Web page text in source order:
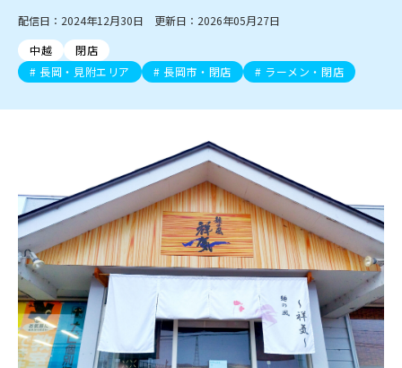
佐渡
新潟市江南区 新潟市秋葉区
村上・関川
新発田・聖籠
胎内・粟島
三条・加茂・田上
五泉・阿賀野・阿賀
燕・弥彦
長岡・見附
小千谷・十日町・津南
魚沼・南魚沼・湯沢
柏崎・刈羽・出雲崎
上越・妙高・糸魚川
新潟市・開店
新潟市・閉店
長岡市・開店
長岡市・閉店
ラーメン・開店
ラーメン・閉店
スイーツ ランチ
居酒屋・バー 焼肉
パスタ
パン・ベーカリー
タレカツ・豚カツ
デカ盛り・大盛り
旨辛・激辛
定食・町定食 海鮮・鮨
そば・うどん
日本酒・新潟清酒
ワイン・クラフトビール
ケーキ・パフェ
ビアガーデン・暑気払い
忘新年会・歓送迎会
スポーツ
酒月
完成見学会 学生スポーツ
習い事・塾 アパレル・雑貨
フィットネス・ジム
観光スポット
温泉・入浴 ホテル 旅館
水族館
リラクゼーション・整体
スキー場
リユース・買取
ビルボードプレイスBP
新潟伊勢丹
ピア万代
リバーサイド千秋
パティオPATIO
セツコママ ランキング 新潟人
キャンペーン
開店まとめ
ラーメンまとめ
飲食店まとめ
ファッション 生活サービス
通販・EC
新潟市 チラシ
長岡・見附 チラシ
上越・妙高・糸魚川 チラシ
注目 チラシ
週末セール
火曜セール
オープン・リニューアルセール
周年祭・感謝祭セール
年末・初売りセール
配信日：2024年12月30日 更新日：2026年05月27日
中越
閉店
長岡・見附エリア
長岡市・閉店 ラーメン・閉店